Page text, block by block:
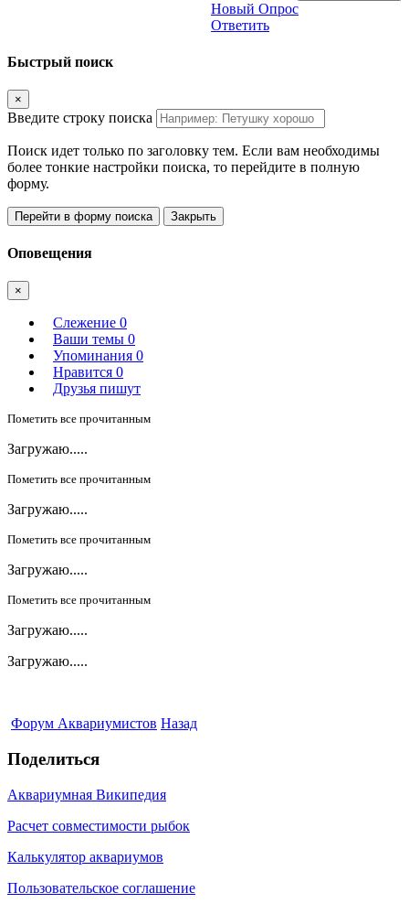
Новый Опрос
Ответить
Быстрый поиск
×
Введите строку поиска
Поиск идет только по заголовку тем. Если вам необходимы
более тонкие настройки поиска, то перейдите в полную
форму.
Перейти в форму поиска Закрыть
Оповещения
×
Слежение 0
Ваши темы 0
Упоминания 0
Нравится 0
Друзья пишут
Пометить все прочитанным
Загружаю.....
Пометить все прочитанным
Загружаю.....
Пометить все прочитанным
Загружаю.....
Пометить все прочитанным
Загружаю.....
Загружаю.....
Форум Аквариумистов Назад
Поделиться
Аквариумная Википедия
Расчет совместимости рыбок
Калькулятор аквариумов
Пользовательское соглашение